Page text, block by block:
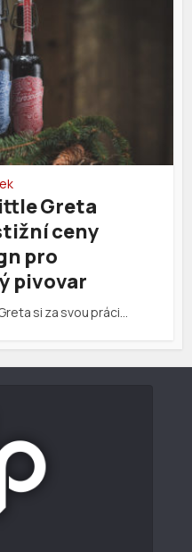
Greta
ceny
pro
pivovar
si za svou práci…